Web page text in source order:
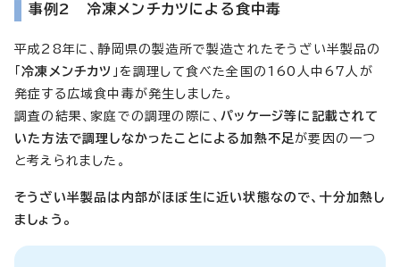
事例2 冷凍メンチカツによる食中毒
平成28年に、静岡県の製造所で製造されたそうざい半製品の
「冷凍メンチカツ 」を調理して食べた全国の160人中67人が
発症する広域食中毒が発生しました。
調査の結果、家庭での調理の際に、 パッケージ等に記載されて
いた方法で調理しなかったことによる加熱不足 が要因の一つ
と考えられました。
そうざい半製品は内部がほぼ生に近い状態なので、十分加熱し
ましょう。